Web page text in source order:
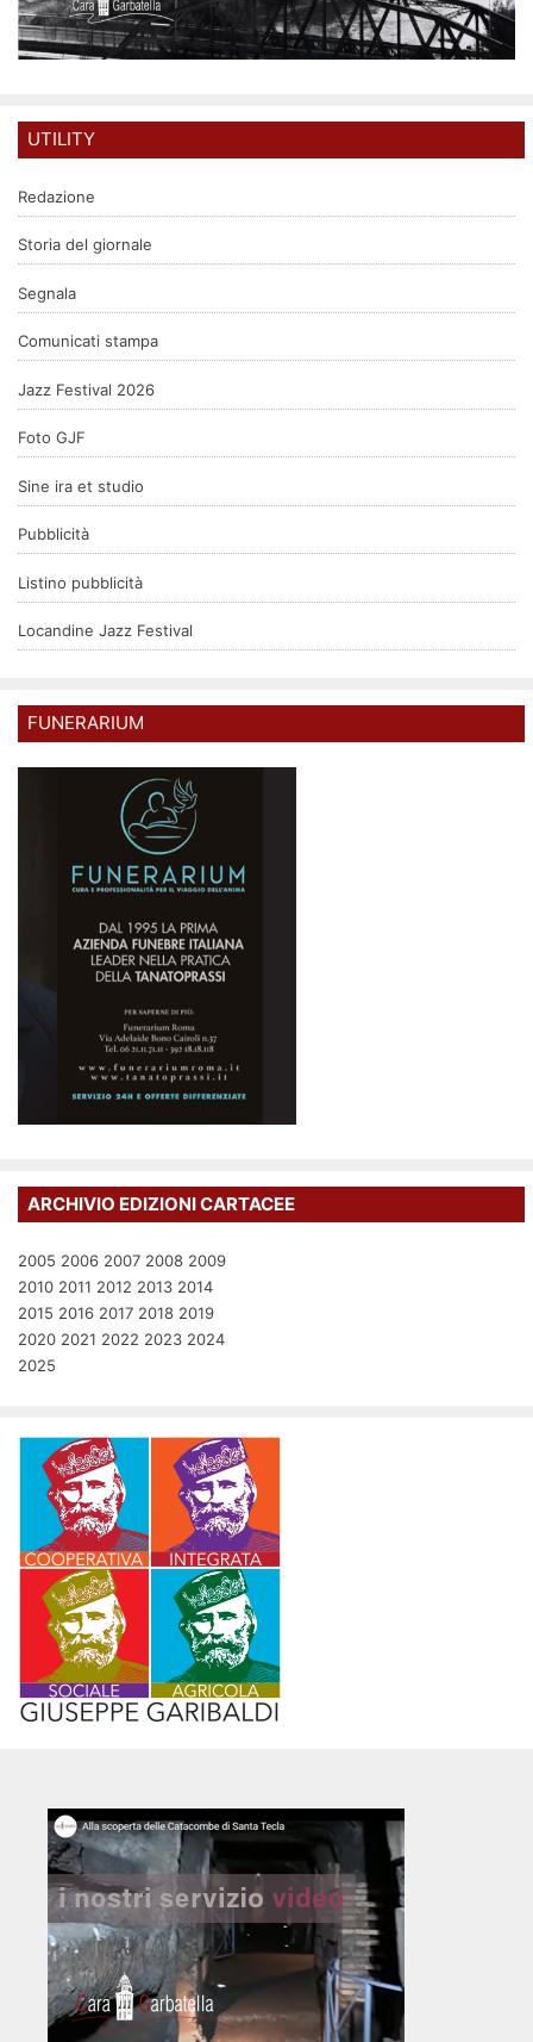
UTILITY
Redazione
Storia del giornale
Segnala
Comunicati stampa
Jazz Festival 2026
Foto GJF
Sine ira et studio
Pubblicità
Listino pubblicità
Locandine Jazz Festival
FUNERARIUM
ARCHIVIO EDIZIONI CARTACEE
2005 2006 2007 2008 2009
2010 2011 2012 2013 2014
2015 2016 2017 2018 2019
2020 2021 2022 2023 2024
2025